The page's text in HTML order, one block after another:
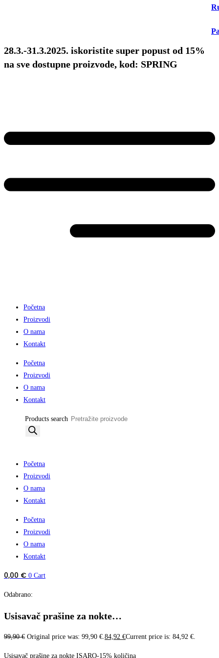
28.3.-31.3.2025. iskoristite super popust od 15%
na sve dostupne proizvode, kod: SPRING
Početna
Proizvodi
O nama
Kontakt
Početna
Proizvodi
O nama
Kontakt
Products search
Početna
Proizvodi
O nama
Kontakt
Početna
Proizvodi
O nama
Kontakt
0,00 € 0 Cart
Odabrano:
Usisavač prašine za nokte…
99,90€ Original price was: 99,90 €.84,92 €Current price is: 84,92 €.
Usisavač prašine za nokte ISARO-15% količina